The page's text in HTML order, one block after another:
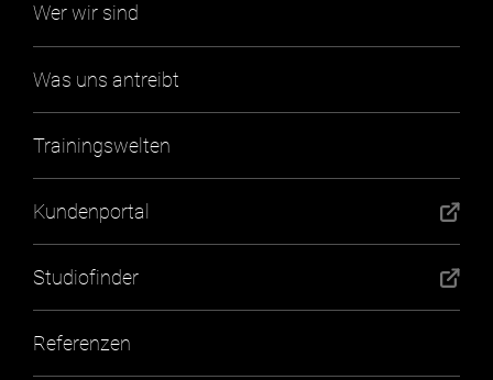
Wer wir sind
Was uns antreibt
Trainingswelten
Kundenportal
Studiofinder
Referenzen